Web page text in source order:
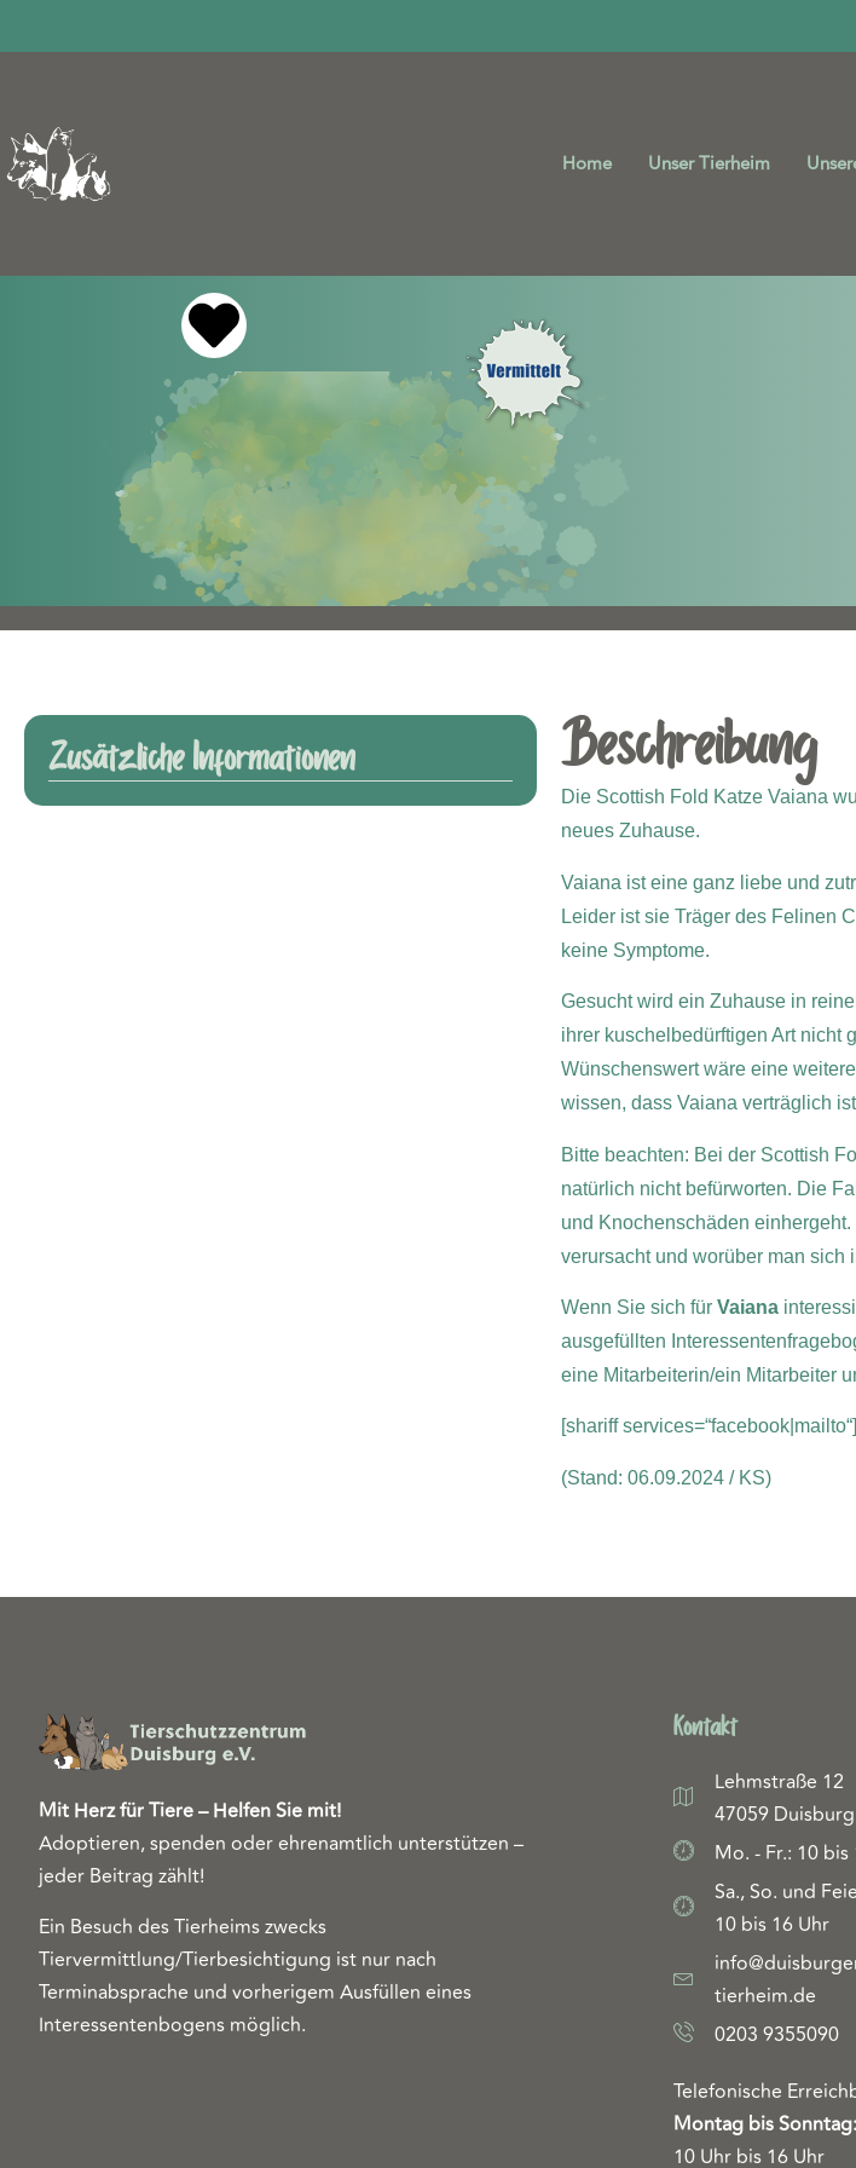
Home Unser Tierheim
Zusätzliche Informationen Beschreibung
Die Scottish Fold Katze Vaiana
neues Zuhause.
Vaiana ist eine ganz liebe und
Leider ist sie Träger des Felinen
keine Symptome.
Gesucht wird ein Zuhause in
ihrer kuschelbedürftigen Art nicht
Wünschenswert wäre eine
wissen, dass Vaiana verträglich
Bitte beachten: Bei der Scottish
natürlich nicht befürworten. Die
und Knochenschäden
verursacht und worüber man sich
Wenn Sie sich für Vaiana
ausgefüllten
eine Mitarbeiterin/ein Mitarbeiter
[shariff services=“facebook|mailto“]
(Stand: 06.09.2024 / KS)
Mit Herz für Tiere – Helfen Sie mit!
Adoptieren, spenden oder ehrenamtlich unterstützen –
jeder Beitrag zählt!
Ein Besuch des Tierheims zwecks
Tiervermittlung/Tierbesichtigung ist nur nach
Terminabsprache und vorherigem Ausfüllen eines
Interessentenbogens möglich.
Kontakt
Lehmstraße 12
47059 Duisburg
Mo. - Fr.: 10 bis
Sa., So. und
10 bis 16 Uhr
tierheim.de
0203 9355090
Telefonische
Montag bis Sonntag:
10 Uhr bis 16 Uhr